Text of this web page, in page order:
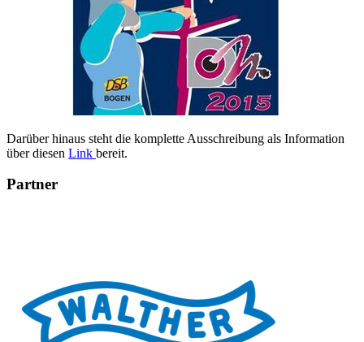
Darüber hinaus steht die komplette Ausschreibung als Information
über diesen Link bereit.
Partner